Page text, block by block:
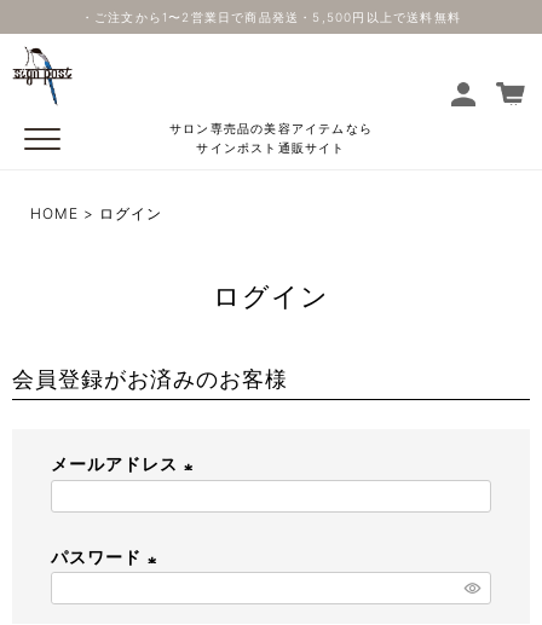
・ご注文から1〜2営業日で商品発送・5,500円以上で送料無料
サロン専売品の美容アイテムなら
サインポスト通販サイト
HOME ログイン
ログイン
会員登録がお済みのお客様
メールアドレス
パスワード